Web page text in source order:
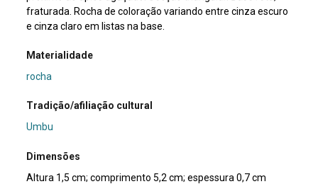
fraturada. Rocha de coloração variando entre cinza escuro
e cinza claro em listas na base.
Materialidade
rocha
Tradição/afiliação cultural
Umbu
Dimensões
Altura 1,5 cm; comprimento 5,2 cm; espessura 0,7 cm